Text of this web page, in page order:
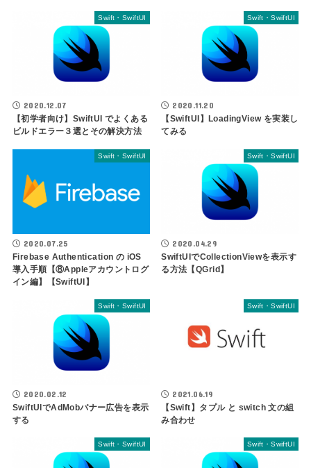
Swift・SwiftUI
2020.12.07
【初学者向け】SwiftUI でよくある
ビルドエラー３選とその解決方法
Swift・SwiftUI
2020.11.20
【SwiftUI】LoadingView を実装し
てみる
Swift・SwiftUI
2020.07.25
Firebase Authentication の iOS
導入手順【⑧Appleアカウントログ
イン編】【SwiftUI】
Swift・SwiftUI
2020.04.29
SwiftUIでCollectionViewを表示す
る方法【QGrid】
Swift・SwiftUI
2020.02.12
SwiftUIでAdMobバナー広告を表示
する
Swift・SwiftUI
2021.06.19
【Swift】タプル と switch 文の組
み合わせ
Swift・SwiftUI Swift・SwiftUI